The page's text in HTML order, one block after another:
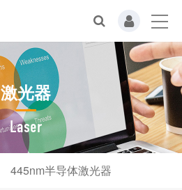
激光器
Laser
445nm半导体激光器